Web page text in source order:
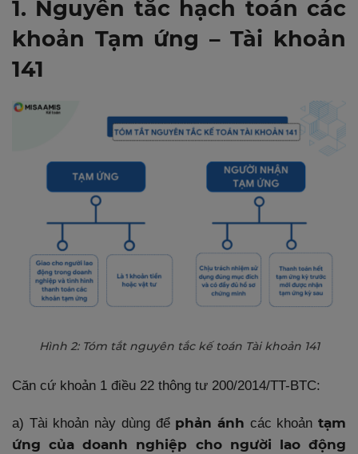
1. Nguyên tắc hạch toán các
khoản Tạm ứng – Tài khoản
141
Hình 2: Tóm tắt nguyên tắc kế toán Tài khoản 141
Căn cứ khoản 1 điều 22 thông tư 200/2014/TT-BTC:
a) Tài khoản này dùng để phản ánh các khoảntạm
ứng của doanh nghiệp cho người lao động